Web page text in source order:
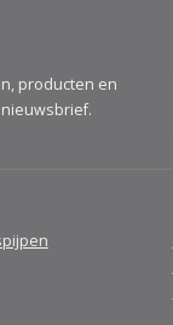
producten en